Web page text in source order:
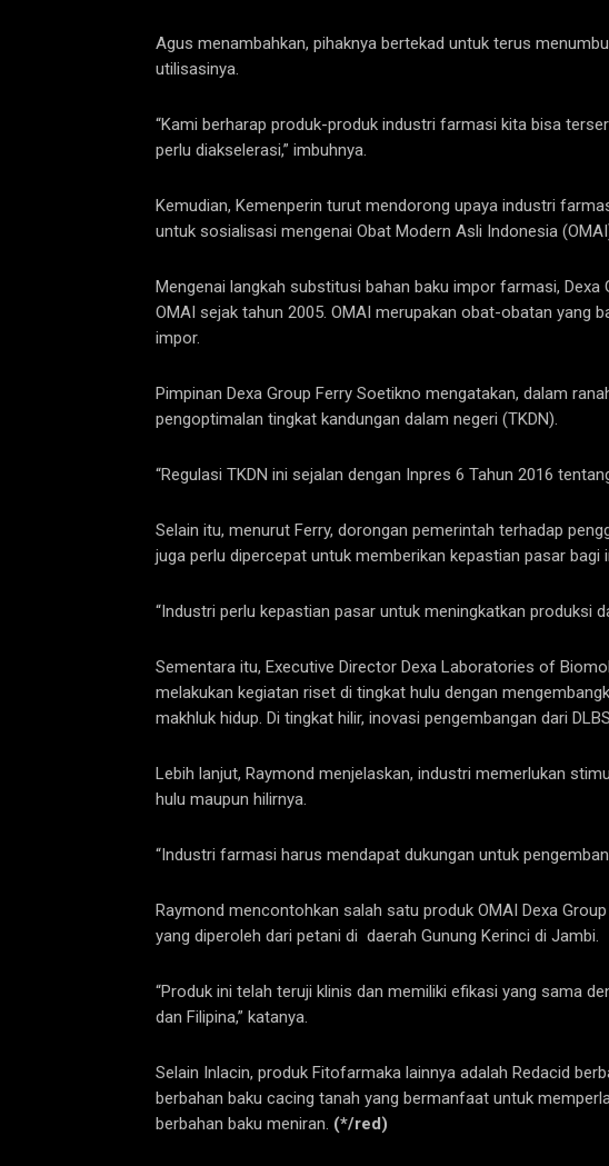
Agus menambahkan, pihaknya bertekad untuk terus
utilisasinya.
“Kami berharap produk-produk industri farmasi kita bisa
perlu diakselerasi,” imbuhnya.
Kemudian, Kemenperin turut mendorong upaya industri
untuk sosialisasi mengenai Obat Modern Asli Indonesia
Mengenai langkah substitusi bahan baku impor farmasi,
OMAI sejak tahun 2005. OMAI merupakan obat-obatan yang
impor.
Pimpinan Dexa Group Ferry Soetikno mengatakan, dalam
pengoptimalan tingkat kandungan dalam negeri (TKDN).
“Regulasi TKDN ini sejalan dengan Inpres 6 Tahun 2016
Selain itu, menurut Ferry, dorongan pemerintah terhadap
juga perlu dipercepat untuk memberikan kepastian pasar bagi
“Industri perlu kepastian pasar untuk meningkatkan produksi
Sementara itu, Executive Director Dexa Laboratories of
melakukan kegiatan riset di tingkat hulu dengan
makhluk hidup. Di tingkat hilir, inovasi pengembangan dari
Lebih lanjut, Raymond menjelaskan, industri memerlukan
hulu maupun hilirnya.
“Industri farmasi harus mendapat dukungan untuk
Raymond mencontohkan salah satu produk OMAI Dexa
yang diperoleh dari petani di daerah Gunung Kerinci di Jambi.
“Produk ini telah teruji klinis dan memiliki efikasi yang sama
dan Filipina,” katanya.
Selain Inlacin, produk Fitofarmaka lainnya adalah Redacid
berbahan baku cacing tanah yang bermanfaat untuk
berbahan baku meniran. (*/red)